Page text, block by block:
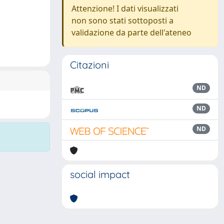
Attenzione! I dati visualizzati
non sono stati sottoposti a
validazione da parte dell'ateneo
Citazioni
ND
ND
ND
social impact